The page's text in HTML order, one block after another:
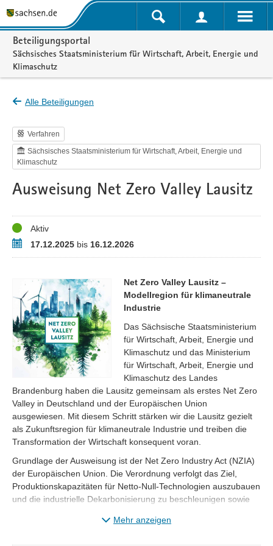
Portalnavigation
Beteiligungsportal
Sächsisches Staatsministerium für Wirtschaft, Arbeit, Energie und
Klimaschutz
Alle Beteiligungen
Verfahren
Sächsisches Staatsministerium für Wirtschaft, Arbeit, Energie und
Klimaschutz
Ausweisung Net Zero Valley Lausitz
StatusAktiv
Zeitraum17.12.2025 bis 16.12.2026
Net Zero Valley Lausitz –
Modellregion für klimaneutrale
Industrie
Das Sächsische Staatsministerium
für Wirtschaft, Arbeit, Energie und
Klimaschutz und das Ministerium
für Wirtschaft, Arbeit, Energie und
Klimaschutz des Landes
Brandenburg haben die Lausitz gemeinsam als erstes Net Zero
Valley in Deutschland und der Europäischen Union
ausgewiesen. Mit diesem Schritt stärken wir die Lausitz gezielt
als Zukunftsregion für klimaneutrale Industrie und treiben die
Transformation der Wirtschaft konsequent voran.
Grundlage der Ausweisung ist der Net Zero Industry Act (NZIA)
der Europäischen Union. Die Verordnung verfolgt das Ziel,
Produktionskapazitäten für Netto-Null-Technologien auszubauen
und die industrielle Dekarbonisierung zu beschleunigen sowie
Zukunftsindustrien zu erhöhen. Im Dezember 2025 wurde die
Mehr anzeigen